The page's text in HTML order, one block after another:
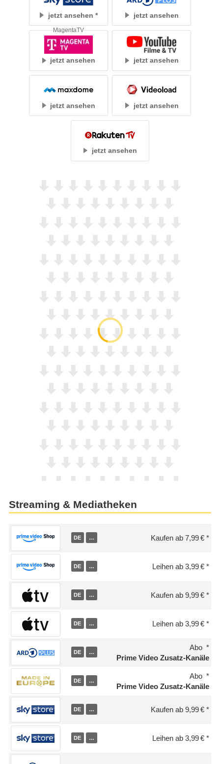
jetzt ansehen jetzt ansehen
jetzt ansehen
MagentaTV
jetzt ansehen
jetzt ansehen jetzt ansehen
jetzt ansehen
Streaming & Mediatheken
DE … Kaufen ab 7,99 €
DE … Leihen ab 3,99 €
DE … Kaufen ab 9,99 €
DE … Leihen ab 3,99 €
DE …
Abo
Prime Video Zusatz-Kanäle
DE …
Abo
Prime Video Zusatz-Kanäle
DE … Kaufen ab 9,99 €
DE … Leihen ab 3,99 €